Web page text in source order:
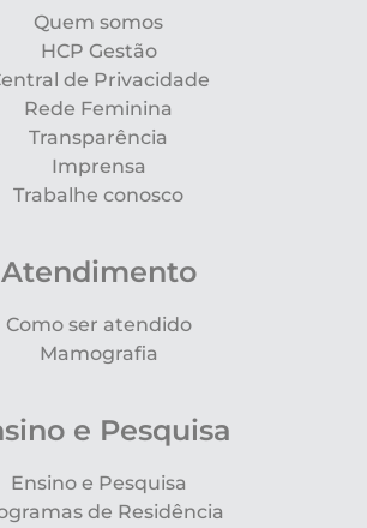
Quem somos
HCP Gestão
de Privacidade
Rede Feminina
Transparência
Imprensa
Trabalhe conosco
Atendimento
Como ser atendido
Mamografia
e Pesquisa
Ensino e Pesquisa
de Residência